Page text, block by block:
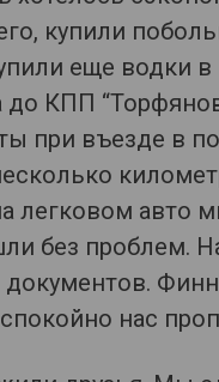
купили
еще водки
КПП
при въезде в
легковом авто
без проблем.
документов.
нас